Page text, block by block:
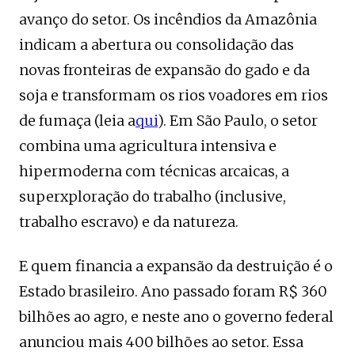
avanço do setor. Os incêndios da Amazônia
indicam a abertura ou consolidação das
novas fronteiras de expansão do gado e da
soja e transformam os rios voadores em rios
de fumaça (leia aqui). Em São Paulo, o setor
combina uma agricultura intensiva e
hipermoderna com técnicas arcaicas, a
superxploração do trabalho (inclusive,
trabalho escravo) e da natureza.
E quem financia a expansão da destruição é o
Estado brasileiro. Ano passado foram R$ 360
bilhões ao agro, e neste ano o governo federal
anunciou mais 400 bilhões ao setor. Essa